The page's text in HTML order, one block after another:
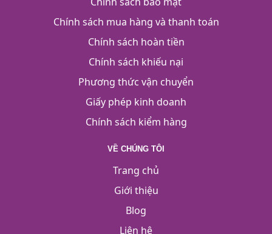
Chính sách mua hàng và thanh toán
Chính sách hoàn tiền
Chính sách khiếu nại
Phương thức vận chuyển
Giấy phép kinh doanh
Chính sách kiểm hàng
VỀ CHÚNG TÔI
Trang chủ
Giới thiệu
Blog
Liên hệ